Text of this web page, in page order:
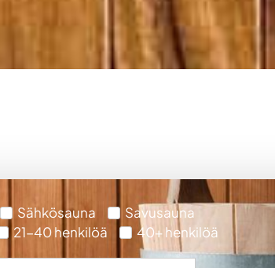
Sähkösauna
Savusauna
21-40 henkilöä 40+ henkilöä